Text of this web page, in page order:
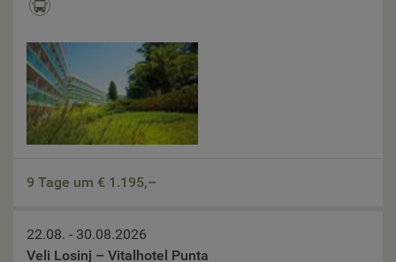
9 Tage um € 1.195,–
22.08. - 30.08.2026
Veli Losinj – Vitalhotel Punta